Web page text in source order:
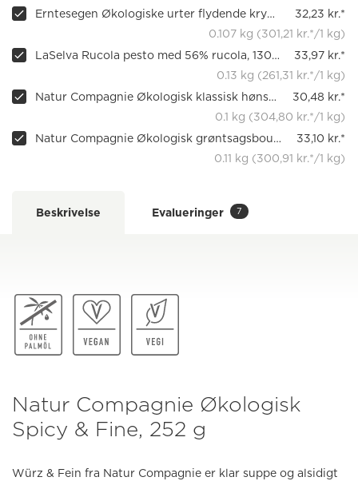
Erntesegen Økologiske urter flydende krydderi
32,23 kr.*
0.107 kg (301,21 kr.*/1 kg)
LaSelva Rucola pesto med 56% rucola, 130 g
33,97 kr.*
0.13 kg (261,31 kr.*/1 kg)
Natur Compagnie Økologisk klassisk hønsebouillon
30,48 kr.*
0.1 kg (304,80 kr.*/1 kg)
Natur Compagnie Økologisk grøntsagsbouillon Classic
33,10 kr.*
0.11 kg (300,91 kr.*/1 kg)
Beskrivelse Evalueringer 7
Natur Compagnie Økologisk
Spicy & Fine, 252 g
Würz & Fein fra Natur Compagnie er klar suppe og alsidigt